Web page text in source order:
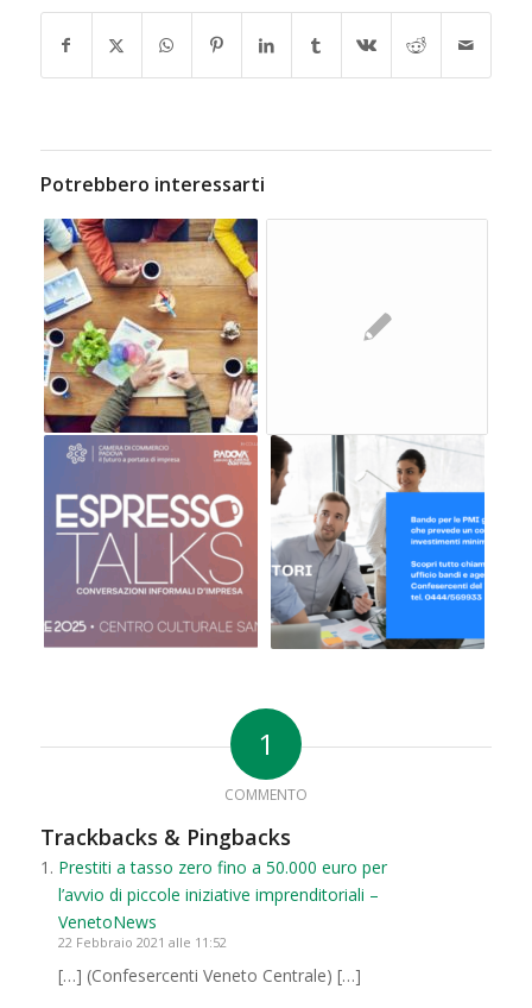
Potrebbero interessarti
1
COMMENTO
Trackbacks & Pingbacks
Prestiti a tasso zero fino a 50.000 euro per
l’avvio di piccole iniziative imprenditoriali –
VenetoNews
22 Febbraio 2021 alle 11:52
[…] (Confesercenti Veneto Centrale) […]